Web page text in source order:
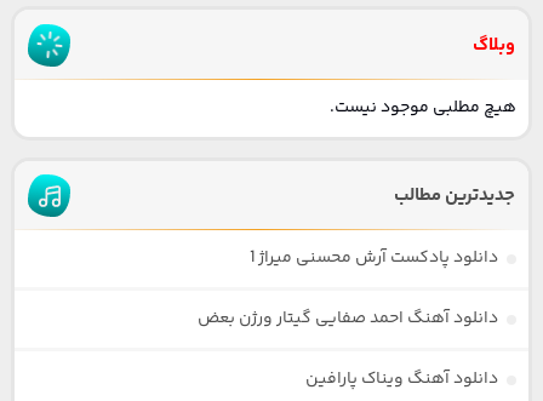
وبلاگ
هیچ مطلبی موجود نیست.
جدیدترین مطالب
دانلود پادکست آرش محسنی میراژ 1
دانلود آهنگ احمد صفایی گیتار ورژن بعض
دانلود آهنگ ویناک پارافین